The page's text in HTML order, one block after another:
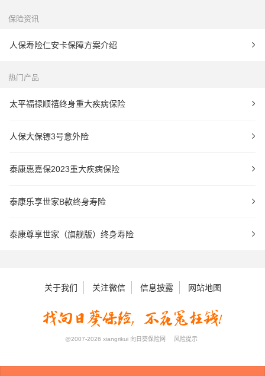
保险资讯
人保寿险仁安卡保障方案介绍
热门产品
太平福禄顺禧终身重大疾病保险
人保大保镖3号意外险
泰康惠嘉保2023重大疾病保险
泰康乐享世家B款终身寿险
泰康尊享世家（旗舰版）终身寿险
关于我们 关注微信 信息披露 网站地图
@2007-2026 xiangrikui 向日葵保险网 风险提示